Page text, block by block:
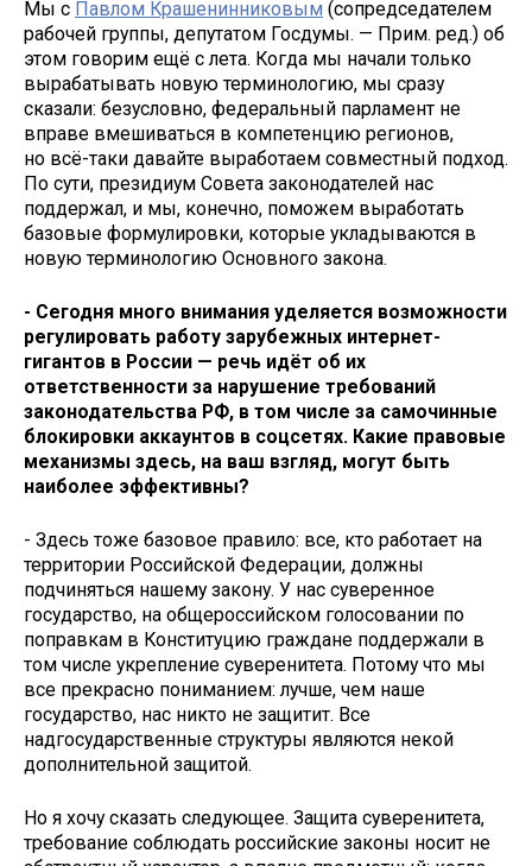
Мы с Павлом Крашенинниковым (сопредседателем
рабочей группы, депутатом Госдумы. — Прим. ред.) об
этом говорим ещё с лета. Когда мы начали только
вырабатывать новую терминологию, мы сразу
сказали: безусловно, федеральный парламент не
вправе вмешиваться в компетенцию регионов,
но всё-таки давайте выработаем совместный подход.
По сути, президиум Совета законодателей нас
поддержал, и мы, конечно, поможем выработать
базовые формулировки, которые укладываются в
новую терминологию Основного закона.
- Сегодня много внимания уделяется возможности
регулировать работу зарубежных интернет-
гигантов в России — речь идёт об их
ответственности за нарушение требований
законодательства РФ, в том числе за самочинные
блокировки аккаунтов в соцсетях. Какие правовые
механизмы здесь, на ваш взгляд, могут быть
наиболее эффективны?
- Здесь тоже базовое правило: все, кто работает на
территории Российской Федерации, должны
подчиняться нашему закону. У нас суверенное
государство, на общероссийском голосовании по
поправкам в Конституцию граждане поддержали в
том числе укрепление суверенитета. Потому что мы
все прекрасно пониманием: лучше, чем наше
государство, нас никто не защитит. Все
надгосударственные структуры являются некой
дополнительной защитой.
Но я хочу сказать следующее. Защита суверенитета,
требование соблюдать российские законы носит не